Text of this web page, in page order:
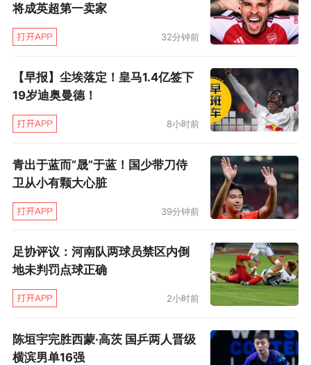
将成英超第一卖家
32分钟前
【早报】尘埃落定！皇马1.4亿签下
19岁迪奥曼德！
8小时前
青出于蓝而“晟”于蓝！国少带刀侍
卫从小有颗大心脏
39分钟前
足协评议：河南队两球员禁区内倒
地未判罚点球正确
2小时前
陈垣宇完胜西蒙·高茨 国乒两人晋级
横滨男单16强